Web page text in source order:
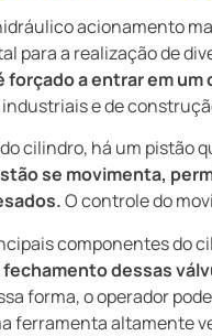
acionamento
para a realização de
forçado a entrar em
e de
cilindro, há um pistão
se movimenta,
O controle do
componentes do
dessas
forma, o operador
ferramenta altamente